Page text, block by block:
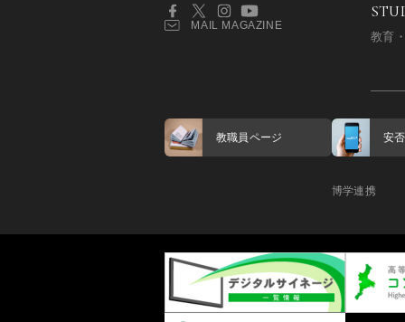
教育
MAIL MAGAZINE
教職員ページ 安
博学連携